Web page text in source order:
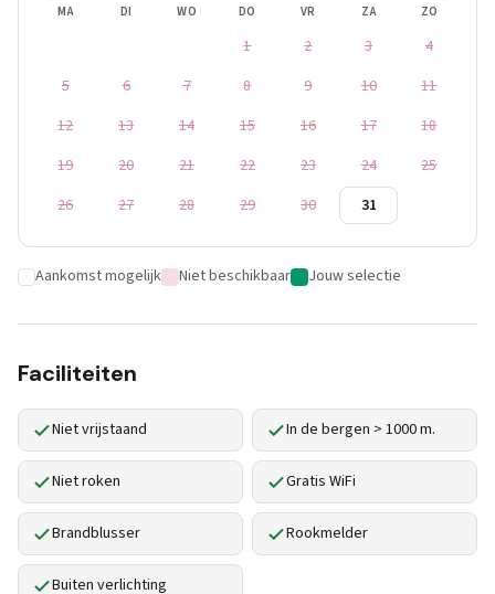
MA DI WO DO VR ZA ZO
1 2 3
4
5
6 7 8 9 10
11
12
13 14 15 16 17
18
19
20 21 22 23 24
25
26
27 28 29 30 31
Aankomst mogelijk Niet beschikbaar Jouw selectie
Faciliteiten
Niet vrijstaand In de bergen > 1000 m.
Niet roken Gratis WiFi
Brandblusser Rookmelder
Buiten verlichting